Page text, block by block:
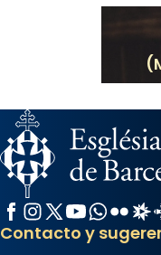
Facebook
Instagram
X / Twitter
YouTubeFlickr
Contacto y